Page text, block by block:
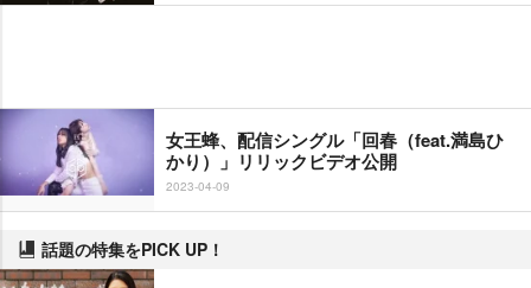
女王蜂、配信シングル「回春（feat.満島ひ
かり）」リリックビデオ公開
2023-04-09
話題の特集をPICK UP！